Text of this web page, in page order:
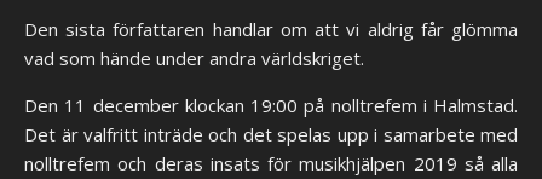
Den sista författaren handlar om att vi aldrig får glömma
vad som hände under andra världskriget.
Den 11 december klockan 19:00 på nolltrefem i Halmstad.
Det är valfritt inträde och det spelas upp i samarbete med
nolltrefem och deras insats för musikhjälpen 2019 så alla